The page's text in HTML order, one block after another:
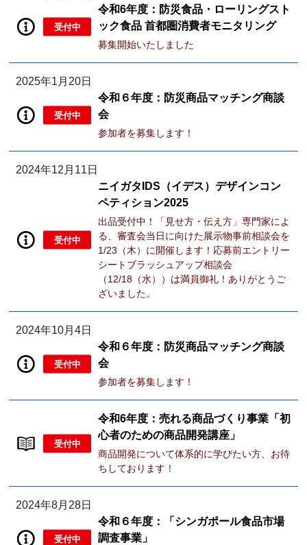
受付中
令和6年度：防災食品・ローリングスト
ック食品 首都圏消費者モニタリング
募集開始いたしました
2025年1月20日
受付中
令和６年度：防災商品マッチング商談
会
参加者を募集します！
2024年12月11日
受付中
ニイガタIDS（イデス）デザインコン
ペティション2025
出品受付中！「見せ方・伝え方」専門家によ
る、審査会当日に向けた展示物事前相談会を
1/23（木）に開催します！応募前エントリー
シートブラッシュアップ相談会
（12/18（水））は満員御礼！ありがとうご
ざいました。
2024年10月4日
受付中
令和６年度：防災商品マッチング商談
会
参加者を募集します！
受付中
令和6年度：売れる商品づくり事業「初
心者のための商品開発講座」
商品開発について体系的に学びたい方、お待
ちしております！
2024年8月28日
受付中
令和６年度：「シンガポール食品市場
調査事業」